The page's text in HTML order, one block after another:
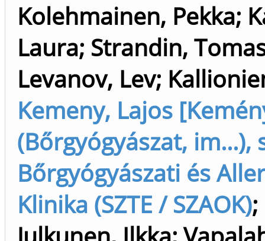
Kolehmainen, Pekka;
Laura; Strandin,
Levanov, Lev;
Kemeny, Lajos
(Bőrgyógyászat, im...),
Bőrgyógyászati és
Klinika (SZTE / SZAOK);